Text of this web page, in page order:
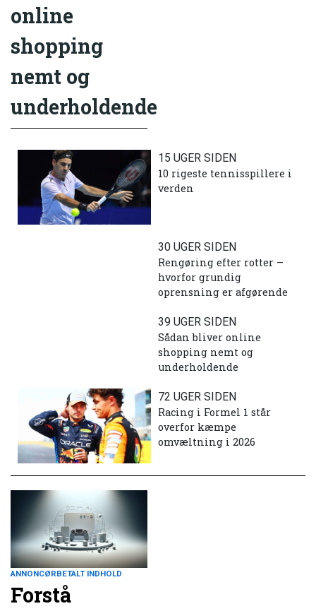
online
shopping
nemt og
underholdende
15 UGER SIDEN
10 rigeste tennisspillere i
verden
30 UGER SIDEN
Rengøring efter rotter –
hvorfor grundig
oprensning er afgørende
39 UGER SIDEN
Sådan bliver online
shopping nemt og
underholdende
72 UGER SIDEN
Racing i Formel 1 står
overfor kæmpe
omvæltning i 2026
ANNONCØRBETALT INDHOLD
Forstå